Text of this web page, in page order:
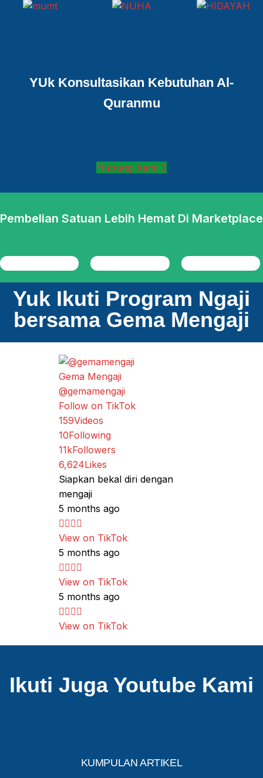
YUk Konsultasikan Kebutuhan Al-
Quranmu
Hubungi kami
Pembelian Satuan Lebih Hemat Di Marketplace
Yuk Ikuti Program Ngaji
bersama Gema Mengaji
Gema Mengaji
@gemamengaji
Follow on TikTok
159Videos
10Following
11kFollowers
6,624Likes
Siapkan bekal diri dengan
mengaji
5 months ago
View on TikTok
5 months ago
View on TikTok
5 months ago
View on TikTok
Ikuti Juga Youtube Kami
KUMPULAN ARTIKEL